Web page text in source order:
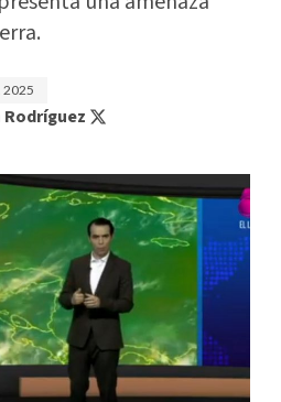
2025
Rodríguez